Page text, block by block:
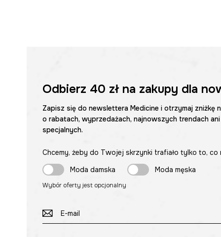
Odbierz 40 złna zakupy dla
Zapisz się do newslettera Medicine i otrzymaj zniżkę
o rabatach, wyprzedażach, najnowszych trendach
specjalnych.
Chcemy, żeby do Twojej skrzynki trafiało tylko to,
Moda damska
Moda męska
Wybór oferty jest opcjonalny